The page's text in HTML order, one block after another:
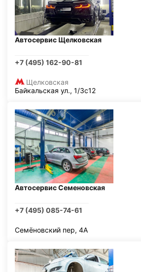
Автосервис Щелковская
+7 (495) 162-90-81
Щелковская
Байкальская ул., 1/3с12
Автосервис Семеновская
+7 (495) 085-74-61
Семёновский пер, 4А